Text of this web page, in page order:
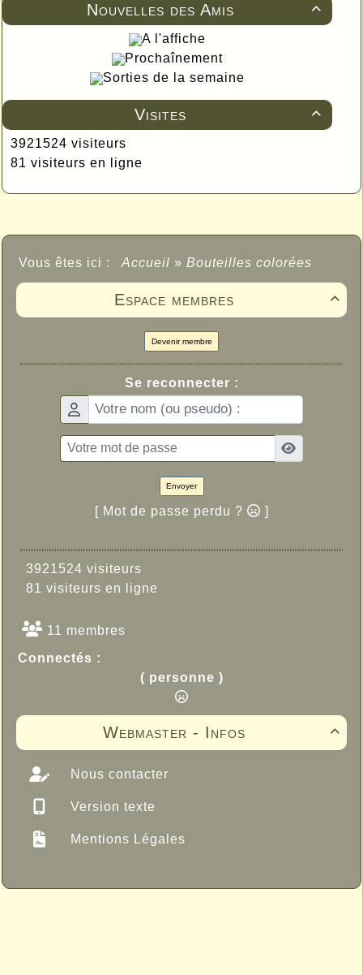

Nouvelles des Amis
A l'affiche
Prochaînement
Sorties de la semaine

Visites
3921524 visiteurs
81 visiteurs en ligne
Vous êtes ici : Accueil » Bouteilles colorées

Espace membres
Devenir membre
Se reconnecter :
Envoyer
[ Mot de passe perdu ? ]
3921524 visiteurs
81 visiteurs en ligne
11 membres
Connectés :
( personne )

Webmaster - Infos
Nous contacter
Version texte
Mentions Légales